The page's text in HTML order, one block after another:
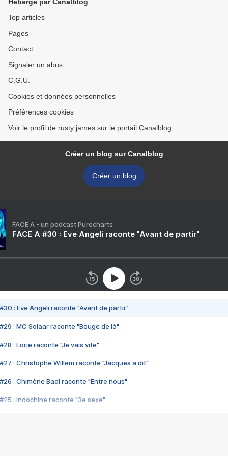
Top articles
Pages
Contact
Signaler un abus
C.G.U.
Cookies et données personnelles
Préférences cookies
Voir le profil de rusty james sur le portail Canalblog
Créer un blog sur Canalblog
Créer un blog
FACE A - un podcast Purecharts
FACE A #30 : Eve Angeli raconte "Avant de partir"
#30 : Eve Angeli raconte "Avant de partir"
#29 : MC Solaar raconte "Bouge de là"
#28 : Lorie raconte "Je vais vite"
#27 : Christophe Willem raconte "Jacques a dit"
#26 : Chimène Badi raconte "Entre nous"
#25 : Indochine raconte "3e sexe"